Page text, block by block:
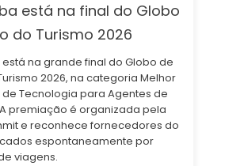
está na final do Globo
do Turismo 2026
na grande final do Globo de
2026, na categoria Melhor
Tecnologia para Agentes de
premiação é organizada pela
e reconhece fornecedores do
espontaneamente por
viagens.